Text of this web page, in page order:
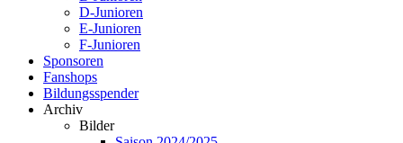
D-Junioren
E-Junioren
F-Junioren
Sponsoren
Fanshops
Bildungsspender
Archiv
Bilder